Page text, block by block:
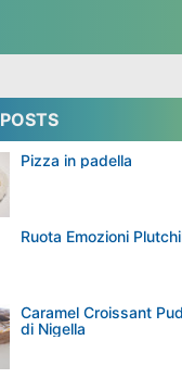
Pizza in padella
Ruota Emozioni
Caramel Croissant
di Nigella